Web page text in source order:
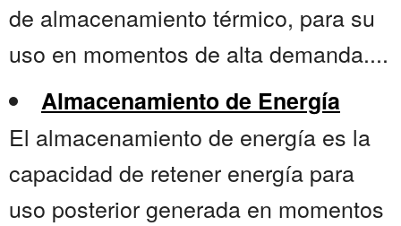
de almacenamiento térmico, para su
uso en momentos de alta demanda....
Almacenamiento de Energía
El almacenamiento de energía es la
capacidad de retener energía para
uso posterior generada en momentos